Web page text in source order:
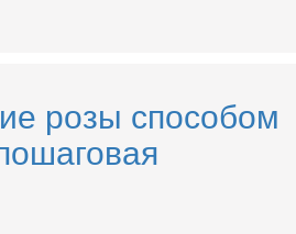
розы способом